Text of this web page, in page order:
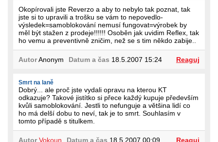
Okopírovali jste Reverzo a aby to nebylo tak poznat, tak
jste si to upravili a trošku se vám to nepovedlo-
výsledek=samoblokování nemusí fungovat=výrobek by
měl být stažen z prodeje!!!!!! Osoběn jak uvidim Reflex, tak
ho vemu a preventivně zničim, než se s tim někdo zabije..
AutorAnonym Datum a čas 18.5.2007 15:24 Reaguj
Smrt na laně
Dobrý... ale proč jste vydali opravu na kterou KT
odkazuje? Takové jistítko si přece každý kupuje především
kvůli samoblokování. Jestli to nefunguje a většina lidí co
ho má delší dobu to neví, tak je to smrt. Souhlasím v
tomto případě s titulkem.
Autor Vokoun Datum a čas 18.5.2007 00:09 Reaguj